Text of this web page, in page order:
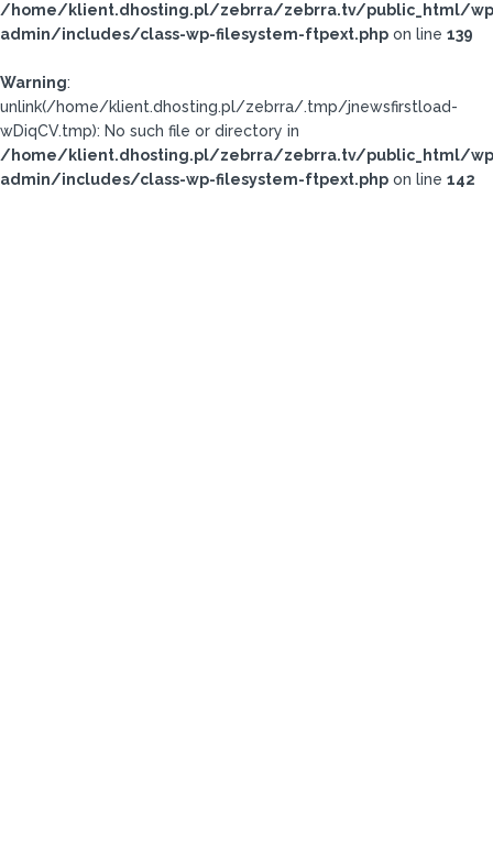
/home/klient.dhosting.pl/zebrra/zebrra.tv/public_html/
admin/includes/class-wp-filesystem-ftpext.php on line 139
Warning:
unlink(/home/klient.dhosting.pl/zebrra/.tmp/jnewsfirstload-
wDiqCV.tmp): No such file or directory in
/home/klient.dhosting.pl/zebrra/zebrra.tv/public_html/
admin/includes/class-wp-filesystem-ftpext.php on line 142